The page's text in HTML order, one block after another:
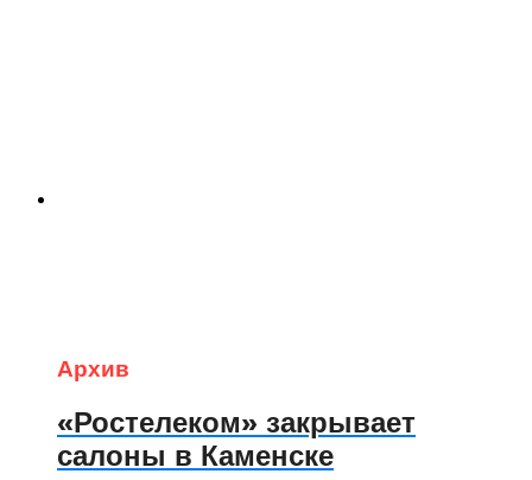
Архив
«Ростелеком» закрывает
салоны в Каменске